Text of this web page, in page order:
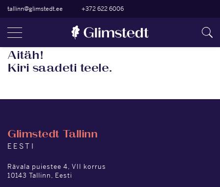
tallinn@glimstedt.ee +372 622 6006
Aitäh!
Kiri saadeti teele.
Glimstedt Tallinn
EESTI
Rävala puiestee 4, VII korrus
10143 Tallinn, Eesti